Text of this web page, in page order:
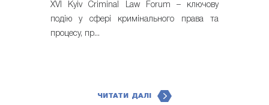
XVI Kyiv Criminal Law Forum – ключову
подію у сфері кримінального права та
процесу, пр...
ЧИТАТИ ДАЛІ